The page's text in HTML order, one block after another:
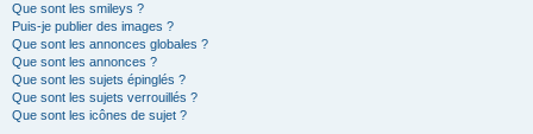
Que sont les smileys ?
Puis-je publier des images ?
Que sont les annonces globales ?
Que sont les annonces ?
Que sont les sujets épinglés ?
Que sont les sujets verrouillés ?
Que sont les icônes de sujet ?